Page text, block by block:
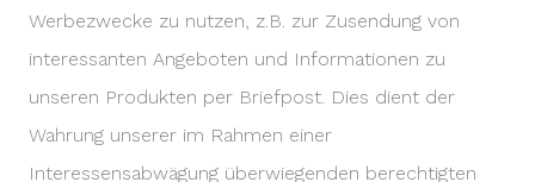
Werbezwecke zu nutzen, z.B. zur Zusendung von
interessanten Angeboten und Informationen zu
unseren Produkten per Briefpost. Dies dient der
Wahrung unserer im Rahmen einer
Interessensabwägung überwiegenden berechtigten